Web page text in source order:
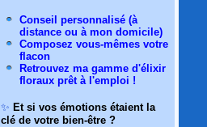
Conseil personnalisé (à
distance ou à mon domicile)
Composez vous-mêmes votre
flacon
Retrouvez ma gamme d'élixir
floraux prêt à l'emploi !
✨ Et si vos émotions étaient la
clé de votre bien-être ?